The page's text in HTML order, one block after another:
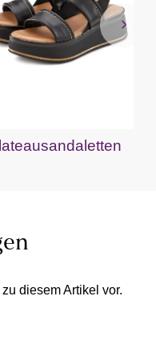
diesem Artikel vor.